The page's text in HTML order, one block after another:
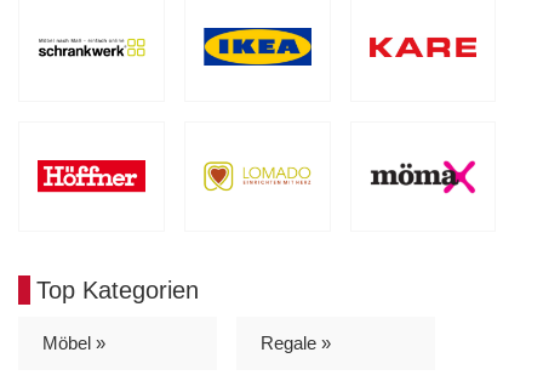
Top Kategorien
Möbel » Regale »